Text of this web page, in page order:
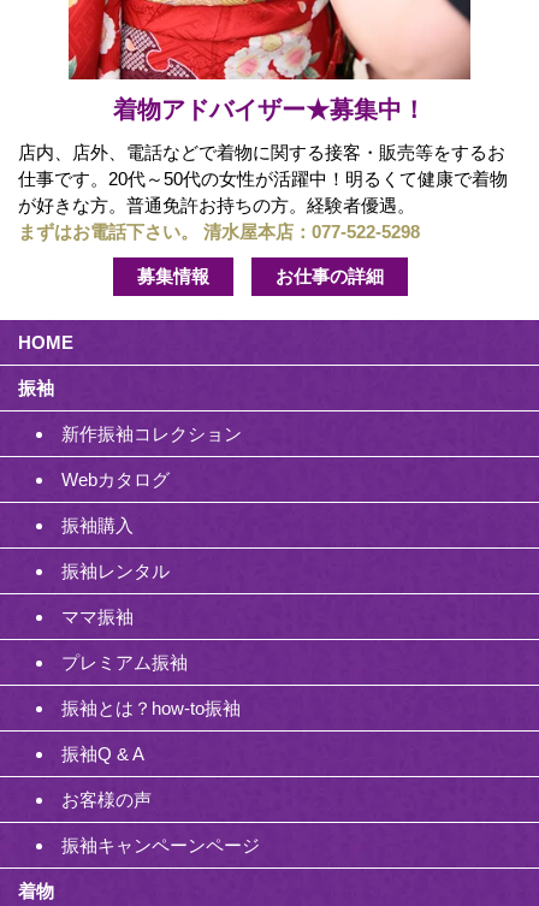
着物アドバイザー★募集中！
店内、店外、電話などで着物に関する接客・販売等をするお
仕事です。20代～50代の女性が活躍中！明るくて健康で着物
が好きな方。普通免許お持ちの方。経験者優遇。
まずはお電話下さい。 清水屋本店： 077-522-5298
募集情報 お仕事の詳細
HOME
振袖
新作振袖コレクション
Webカタログ
振袖購入
振袖レンタル
ママ振袖
プレミアム振袖
振袖とは？how-to振袖
振袖Q & A
お客様の声
振袖キャンペーンページ
着物